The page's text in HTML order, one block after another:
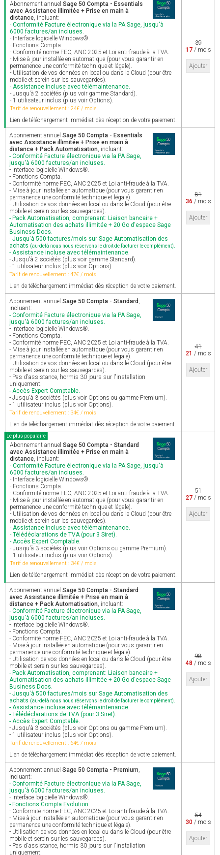
Abonnement annuel Sage 50 Compta - Essentials
avec Assistance illimitée + Prise en main à
distance, incluant:
- Conformité Facture électronique via la PA Sage, jusqu'à
6000 factures/an incluses.
- Interface logicielle Windows®.
- Fonctions Compta.
- Conformité norme FEC, ANC 2025 et Loi anti-fraude à la TVA.
- Mise à jour installée en automatique (pour vous garantir en
permanence une conformité technique et légale).
- Utilisation de vos données en local ou dans le Cloud (pour être
mobile et serein sur les sauvegardes).
- Assistance incluse avec télémaintenance.
- Jusqu'à 2 sociétés (plus voir gamme Standard).
- 1 utilisateur inclus (plus voir Options).
Tarif de renouvellement : 24€ / mois
Lien de téléchargement immédiat dès réception de votre paiement.
39
17/ mois
Ajouter
Abonnement annuel Sage 50 Compta - Essentials
avec Assistance illimitée + Prise en main à
distance + Pack Automatisation, incluant:
- Conformité Facture électronique via la PA Sage,
jusqu'à 6000 factures/an incluses.
- Interface logicielle Windows®.
- Fonctions Compta.
- Conformité norme FEC, ANC 2025 et Loi anti-fraude à la TVA.
- Mise à jour installée en automatique (pour vous garantir en
permanence une conformité technique et légale).
- Utilisation de vos données en local ou dans le Cloud (pour être
mobile et serein sur les sauvegardes).
- Pack Automatisation, comprenant: Liaison bancaire +
Automatisation des achats illimitée + 20 Go d'espace Sage
Business Docs.
- Jusqu'à 500 factures/mois sur Sage Automatisation des
achats (au-delà nous nous réservons le droit de facturer le complément).
- Assistance incluse avec télémaintenance.
- Jusqu'à 2 sociétés (plus voir gamme Standard).
- 1 utilisateur inclus (plus voir Options).
Tarif de renouvellement : 47€ / mois
Lien de téléchargement immédiat dès réception de votre paiement.
81
36 / mois
Ajouter
Abonnement annuel Sage 50 Compta - Standard ,
incluant:
- Conformité Facture électronique via la PA Sage,
jusqu'à 6000 factures/an incluses.
- Interface logicielle Windows®.
- Fonctions Compta.
- Conformité norme FEC, ANC 2025 et Loi anti-fraude à la TVA.
- Mise à jour installée en automatique (pour vous garantir en
permanence une conformité technique et légale).
- Utilisation de vos données en local ou dans le Cloud (pour être
mobile et serein sur les sauvegardes).
- Pas d'assistance, hormis 30 jours sur l'installation
uniquement.
- Accès Expert Comptable.
- Jusqu'à 3 sociétés (plus voir Options ou gamme Premium).
- 1 utilisateur inclus (plus voir Options).
Tarif de renouvellement : 34€ / mois
Lien de téléchargement immédiat dès réception de votre paiement.
41
21 / mois
Ajouter
Le plus populaire
Abonnement annuel Sage 50 Compta - Standard
avec Assistance illimitée + Prise en main à
distance, incluant:
- Conformité Facture électronique via la PA Sage, jusqu'à
6000 factures/an incluses.
- Interface logicielle Windows®.
- Fonctions Compta.
- Conformité norme FEC, ANC 2025 et Loi anti-fraude à la TVA.
- Mise à jour installée en automatique (pour vous garantir en
permanence une conformité technique et légale).
- Utilisation de vos données en local ou dans le Cloud (pour être
mobile et serein sur les sauvegardes).
- Assistance incluse avec télémaintenance.
- Télédéclarations de TVA (pour 3 Siret).
- Accès Expert Comptable.
- Jusqu'à 3 sociétés (plus voir Options ou gamme Premium).
- 1 utilisateur inclus (plus voir Options).
Tarif de renouvellement : 34€ / mois
Lien de téléchargement immédiat dès réception de votre paiement.
51
27/ mois
Ajouter
Abonnement annuel Sage 50 Compta - Standard
avec Assistance illimitée + Prise en main à
distance + Pack Automatisation, incluant:
- Conformité Facture électronique via la PA Sage,
jusqu'à 6000 factures/an incluses.
- Interface logicielle Windows®.
- Fonctions Compta.
- Conformité norme FEC, ANC 2025 et Loi anti-fraude à la TVA.
- Mise à jour installée en automatique (pour vous garantir en
permanence une conformité technique et légale).
- Utilisation de vos données en local ou dans le Cloud (pour être
mobile et serein sur les sauvegardes).
- Pack Automatisation, comprenant: Liaison bancaire +
Automatisation des achats illimitée + 20 Go d'espace Sage
Business Docs.
- Jusqu'à 500 factures/mois sur Sage Automatisation des
achats (au-delà nous nous réservons le droit de facturer le complément).
- Assistance incluse avec télémaintenance.
- Télédéclarations de TVA (pour 3 Siret).
- Accès Expert Comptable.
- Jusqu'à 3 sociétés (plus voir Options ou gamme Premium).
- 1 utilisateur inclus (plus voir Options).
Tarif de renouvellement : 64€ / mois
Lien de téléchargement immédiat dès réception de votre paiement.
98
48 / mois
Ajouter
Abonnement annuel Sage 50 Compta - Premium,
incluant:
- Conformité Facture électronique via la PA Sage,
jusqu'à 6000 factures/an incluses.
- Interface logicielle Windows®.
- Fonctions Compta Evolution.
- Conformité norme FEC, ANC 2025 et Loi anti-fraude à la TVA.
- Mise à jour installée en automatique (pour vous garantir en
permanence une conformité technique et légale).
- Utilisation de vos données en local ou dans le Cloud (pour être
mobile et serein sur les sauvegardes).
- Pas d'assistance, hormis 30 jours sur l'installation
uniquement.
54
30/ mois
Ajouter